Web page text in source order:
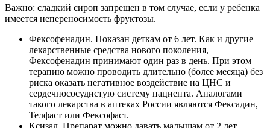
Важно: сладкий сироп запрещен в том случае, если у ребенка
имеется непереносимость фруктозы.
Фексофенадин. Показан деткам от 6 лет. Как и другие
лекарственные средства нового поколения,
Фексофенадин принимают один раз в день. При этом
терапию можно проводить длительно (более месяца) без
риска оказать негативное воздействие на ЦНС и
сердечнососудистую систему пациента. Аналогами
такого лекарства в аптеках России являются Фексадин,
Телфаст или Фексофаст.